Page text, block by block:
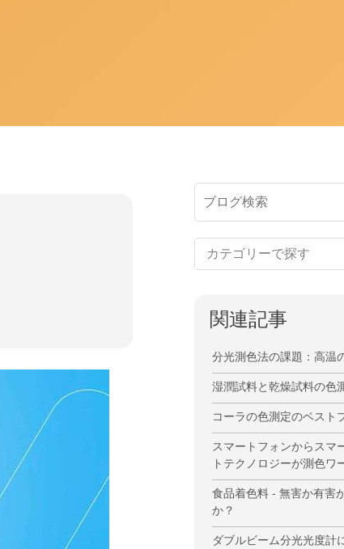
関連記事
分光測色法の課題：高温
湿潤試料と乾燥試料の色
コーラの色測定のベスト
スマートフォンからスマ
トテクノロジーが測色ワ
食品着色料 - 無害か有害
か？
ダブルビーム分光光度計